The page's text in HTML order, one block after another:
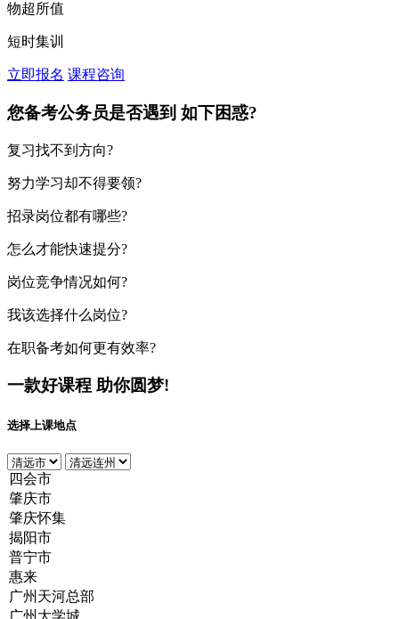
物超所值
短时集训
立即报名 课程咨询
您备考公务员是否遇到 如下困惑?
复习找不到方向?
努力学习却不得要领?
招录岗位都有哪些?
怎么才能快速提分?
岗位竞争情况如何?
我该选择什么岗位?
在职备考如何更有效率?
一款好课程 助你圆梦!
选择上课地点